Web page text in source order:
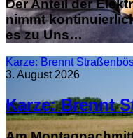
Der Anteil der
nimmt
es zu Uns…
Karze: Brennt
3. August 2026
Karze: Brennt